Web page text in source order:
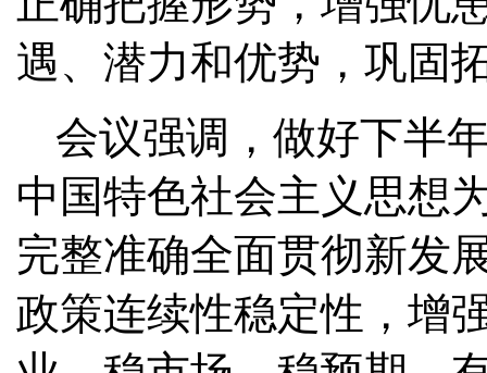
遇、潜力和优势，巩固
会议强调，做好下半
中国特色社会主义思想
完整准确全面贯彻新发
政策连续性稳定性，增